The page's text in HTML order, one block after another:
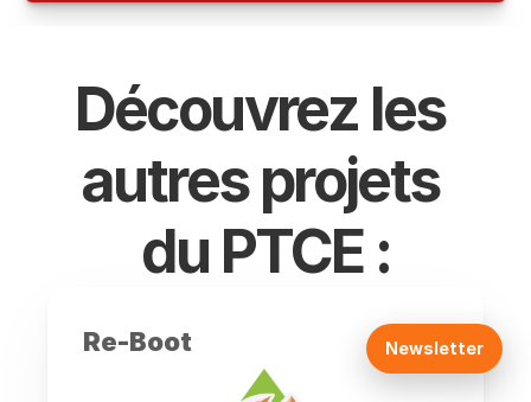
Découvrez les
autres projets
du PTCE :
Re-Boot Newsletter